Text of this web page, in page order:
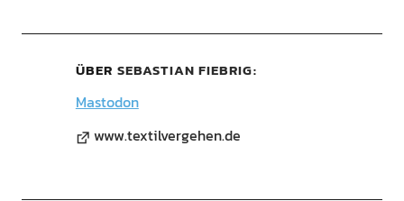
ÜBER SEBASTIAN FIEBRIG
Mastodon
www.textilvergehen.de